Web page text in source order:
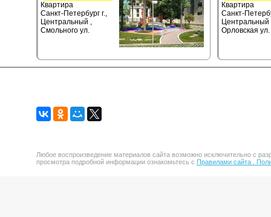
Квартира
Санкт-Петербург г.,
Центральный ,
Смольного ул.
Квартира
Санкт-
Центральный
Орловская ул.
Любое воспроизведение материалов сайта возможно исключительно с
просмотра подробной информации ознакомьтесь с Правилами сайта .